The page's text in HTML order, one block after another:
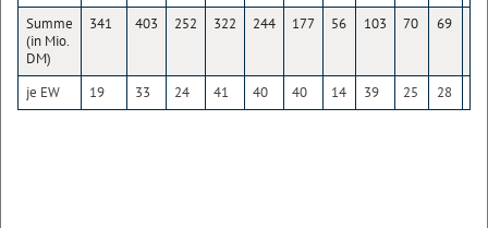
Summe
(in Mio.
DM)
341 403 252 322 244 177 56 103 70 69
je EW 19 33 24 41 40 40 14 39 25 28